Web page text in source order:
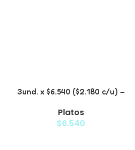
3und. x $6.540 ($2.180 c/u) –
Mascotas
Platos
$6.540